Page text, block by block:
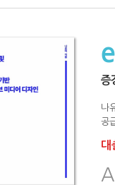
증
나
공
대